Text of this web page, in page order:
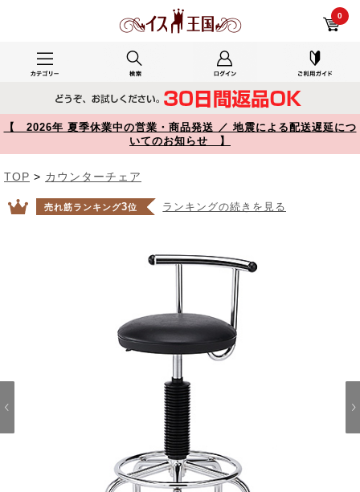
0
【 2026年 夏季休業中の営業・商品発送 ／ 地震による配送遅延につ
いてのお知らせ 】
TOP > カウンターチェア
売れ筋ランキング3位 ランキングの続きを見る